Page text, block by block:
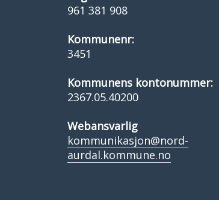
961 381 908
Kommunenr:
3451
Kommunens kontonummer:
2367.05.40200
Webansvarlig
kommunikasjon@nord-
aurdal.kommune.no